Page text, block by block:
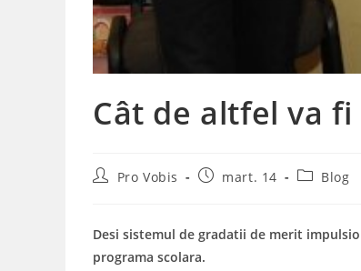
Cât de altfel va fi
PostPro Vobis
Postmart. 14
PostBlog
Desi sistemul de gradatii de merit
programa scolara.